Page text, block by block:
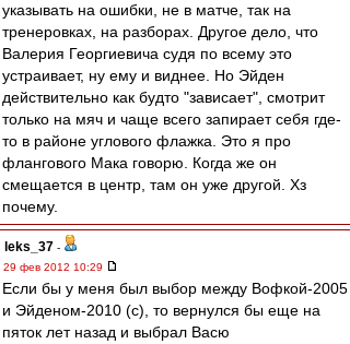
указывать на ошибки, не в матче, так на
тренеровках, на разборах. Другое дело, что
Валерия Георгиевича судя по всему это
устраивает, ну ему и виднее. Но Эйден
действительно как будто "зависает", смотрит
только на мяч и чаще всего запирает себя где-
то в районе углового флажка. Это я про
флангового Мака говорю. Когда же он
смещается в центр, там он уже другой. Хз
почему.
leks_37 -
29 фев 2012 10:29
Если бы у меня был выбор между Вофкой-2005
и Эйденом-2010 (с), то вернулся бы еще на
пяток лет назад и выбрал Васю